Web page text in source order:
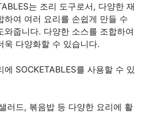
는 조리 도구로서, 다양한 재
하여 여러 요리를 손쉽게 만들 수
와줍니다. 다양한 소스를 조합하여
욱 다양화할 수 있습니다.
에 SOCKETABLES를 사용할 수 있
러드, 볶음밥 등 다양한 요리에 활